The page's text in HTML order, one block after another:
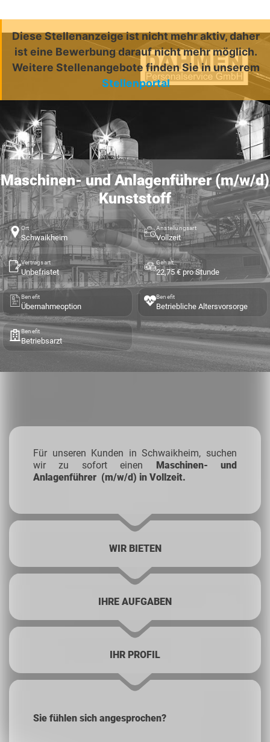
Diese Stellenanzeige ist nicht mehr aktiv, daher
ist eine Bewerbung darauf nicht mehr möglich.
Weitere Stellenangebote finden Sie in unserem
Stellenportal
Maschinen- und Anlagenführer (m/w/d)
Kunststoff
Ort
Schwaikheim
Anstellungsart
Vollzeit
Vertragsart
Unbefristet
Gehalt
22,75 € pro Stunde
Benefit
Übernahmeoption
Benefit
Betriebliche Altersvorsorge
Benefit
Betriebsarzt
Für unseren Kunden in Schwaikheim, suchen
wir zu sofort einen Maschinen- und
Anlagenführer (m/w/d) in Vollzeit.
WIR BIETEN
IHRE AUFGABEN
IHR PROFIL
Sie fühlen sich angesprochen?